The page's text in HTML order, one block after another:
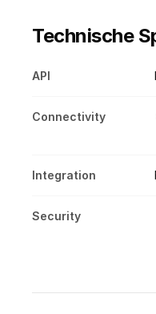
Technische
API
Connectivity
Integration
Security